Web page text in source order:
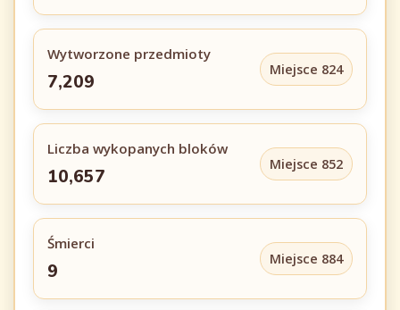
Wytworzone przedmioty
7,209
Miejsce 824
Liczba wykopanych bloków
10,657
Miejsce 852
Śmierci
9
Miejsce 884